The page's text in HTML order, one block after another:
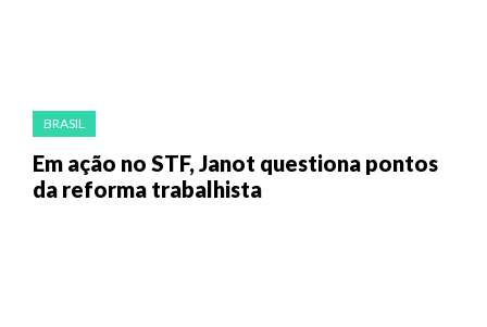
BRASIL
Em ação no STF, Janot questiona pontos
da reforma trabalhista